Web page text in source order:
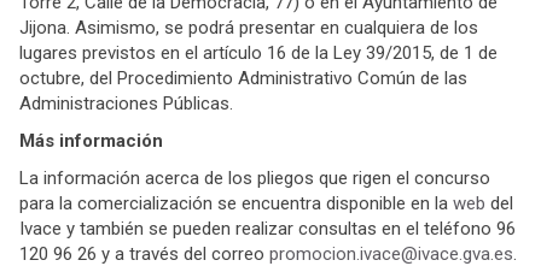
Jijona. Asimismo, se podrá presentar en cualquiera de los
lugares previstos en el artículo 16 de la Ley 39/2015, de 1 de
octubre, del Procedimiento Administrativo Común de las
Administraciones Públicas.
Más información
La información acerca de los pliegos que rigen el concurso
para la comercialización se encuentra disponible en la web del
Ivace y también se pueden realizar consultas en el teléfono 96
120 96 26 y a través del correo promocion.ivace@ivace.gva.es